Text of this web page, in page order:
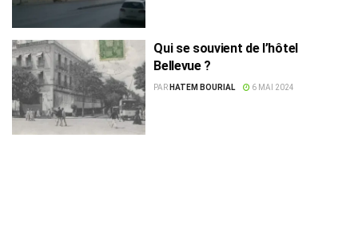
Qui se souvient de l’hôtel
Bellevue ?
PAR HATEM BOURIAL 6 MAI 2024